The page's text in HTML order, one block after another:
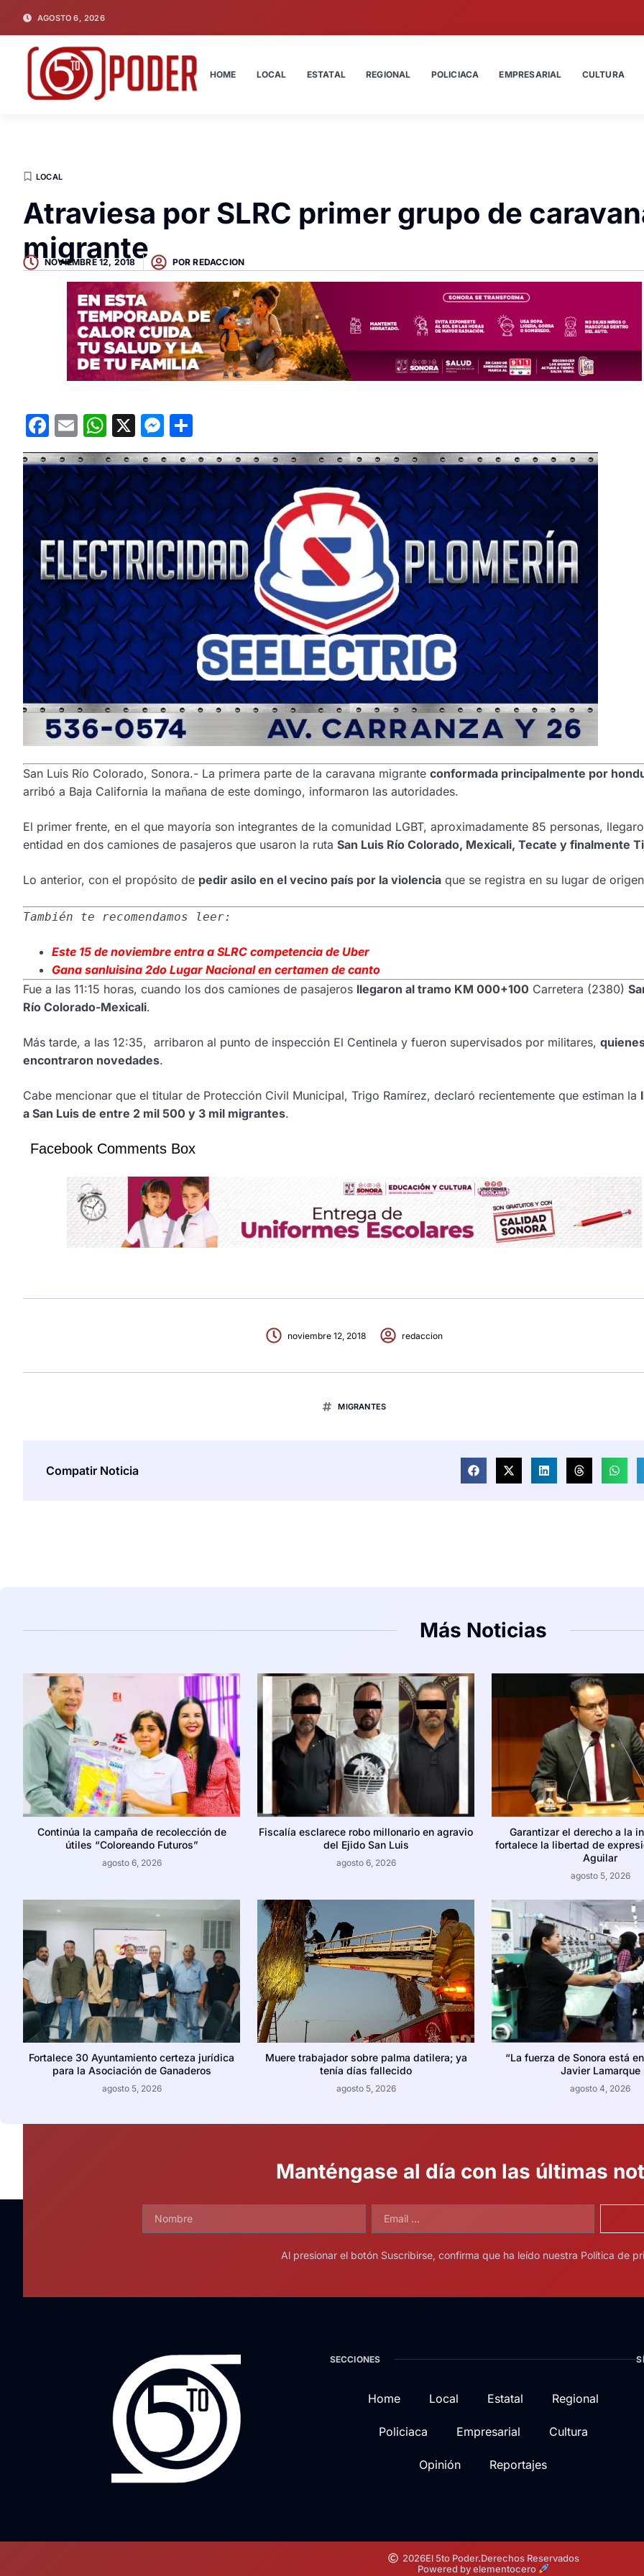
AGOSTO 6, 2026
HOME LOCAL ESTATAL REGIONAL POLICIACA EMPRESARIAL CULTURA
LOCAL
Atraviesa por SLRC primer grupo de
migrante
NOVIEMBRE 12, 2018 POR REDACCION
Facebook
EmailWhatsApp
X Messenger
San Luis Río Colorado, Sonora.- La primera parte de la caravana migrante conformada principalmente por
arribó a Baja California la mañana de este domingo, informaron las autoridades.
El primer frente, en el que mayoría son integrantes de la comunidad LGBT, aproximadamente 85 personas,
entidad en dos camiones de pasajeros que usaron la ruta San Luis Río Colorado, Mexicali, Tecate y finalmente
Lo anterior, con el propósito de pedir asilo en el vecino país por la violencia que se registra en su lugar de
También te recomendamos leer:
Este 15 de noviembre entra a SLRC competencia de Uber
Gana sanluisina 2do Lugar Nacional en certamen de canto
Fue a las 11:15 horas, cuando los dos camiones de pasajeros llegaron al tramo KM 000+100 Carretera (2380)
Río Colorado-Mexicali.
Más tarde, a las 12:35, arribaron al punto de inspección El Centinela y fueron supervisados por militares,
encontraron novedades.
Cabe mencionar que el titular de Protección Civil Municipal, Trigo Ramírez, declaró recientemente que estiman la
a San Luis de entre 2 mil 500 y 3 mil migrantes.
Facebook Comments Box
noviembre 12, 2018 redaccion
MIGRANTES
Compatir Noticia
Más Noticias
Continúa la campaña de recolección de
útiles “Coloreando Futuros”
agosto 6, 2026
Fiscalía esclarece robo millonario en agravio
del Ejido San Luis
agosto 6, 2026
Garantizar el derecho a la
fortalece la libertad de
Aguilar
agosto 5, 2026
Fortalece 30 Ayuntamiento certeza jurídica
para la Asociación de Ganaderos
agosto 5, 2026
Muere trabajador sobre palma datilera; ya
tenía días fallecido
agosto 5, 2026
“La fuerza de Sonora está
Javier Lamarque
agosto 4, 2026
Manténgase al día con las últimas
Al presionar el botón Suscribirse, confirma que ha leído nuestra Política de
SECCIONES
Home Local Estatal Regional
Policiaca Empresarial Cultura
Opinión Reportajes
2026El 5to Poder.Derechos Reservados
Powered by elementocero